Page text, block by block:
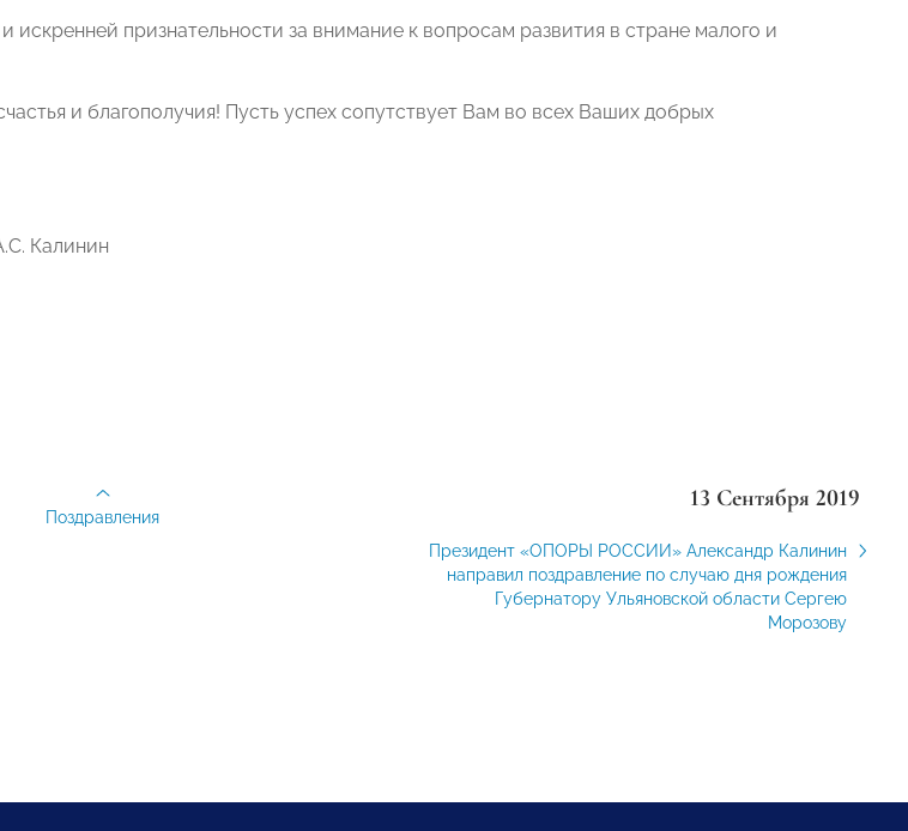
признательности за внимание к вопросам развития в стране малого и
и благополучия! Пусть успех сопутствует Вам во всех Ваших добрых
Калинин
13 Сентября 2019
Президент «ОПОРЫ РОССИИ» Александр Калинин
направил поздравление по случаю дня рождения
Губернатору Ульяновской области Сергею
Морозову
Поздравления